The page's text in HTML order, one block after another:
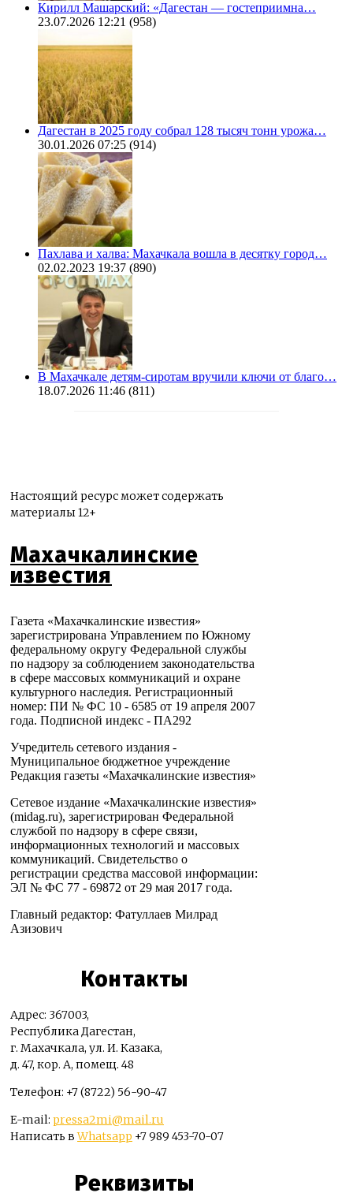
Кирилл Машарский: «Дагестан — гостеприимна…
23.07.2026 12:21 (958)
Дагестан в 2025 году собрал 128 тысяч тонн урожа…
30.01.2026 07:25 (914)
Пахлава и халва: Махачкала вошла в десятку город…
02.02.2023 19:37 (890)
В Махачкале детям-сиротам вручили ключи от благо…
18.07.2026 11:46 (811)
Настоящий ресурс может содержать
материалы 12+
Махачкалинские
известия
Газета «Махачкалинские известия»
зарегистрирована Управлением по Южному
федеральному округу Федеральной службы
по надзору за соблюдением законодательства
в сфере массовых коммуникаций и охране
культурного наследия. Регистрационный
номер: ПИ № ФС 10 - 6585 от 19 апреля 2007
года. Подписной индекс - ПА292
Учредитель сетевого издания -
Муниципальное бюджетное учреждение
Редакция газеты «Махачкалинские известия»
Сетевое издание «Махачкалинские известия»
(midag.ru), зарегистрирован Федеральной
службой по надзору в сфере связи,
информационных технологий и массовых
коммуникаций. Свидетельство о
регистрации средства массовой информации:
ЭЛ № ФС 77 - 69872 от 29 мая 2017 года.
Главный редактор: Фатуллаев Милрад
Азизович
Контакты
Адрес: 367003,
Республика Дагестан,
г. Махачкала, ул. И. Казака,
д. 47, кор. А, помещ. 48
Телефон: +7 (8722) 56-90-47
E-mail: pressa2mi@mail.ru
Написать вWhatsapp +7 989 453-70-07
Реквизиты